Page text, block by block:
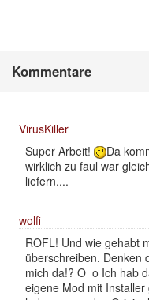
Kommentare
VirusKiller
Super Arbeit!
Da
wirklich zu faul war
liefern....
wolfi
ROFL! Und wie gehabt
überschreiben. Denken
mich da!? O_o Ich hab
eigene Mod mit